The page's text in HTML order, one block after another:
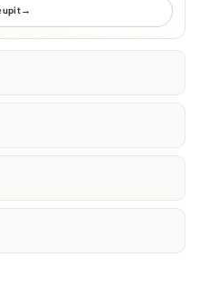
upit→